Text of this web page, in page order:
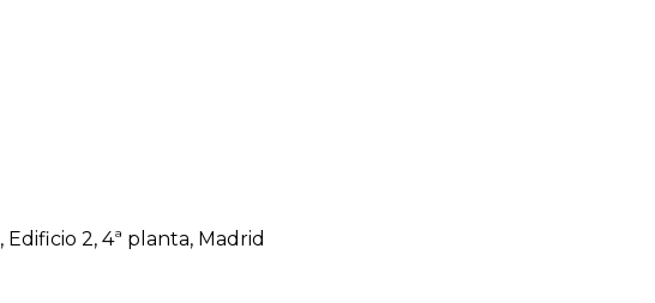
2, 4ª planta, Madrid